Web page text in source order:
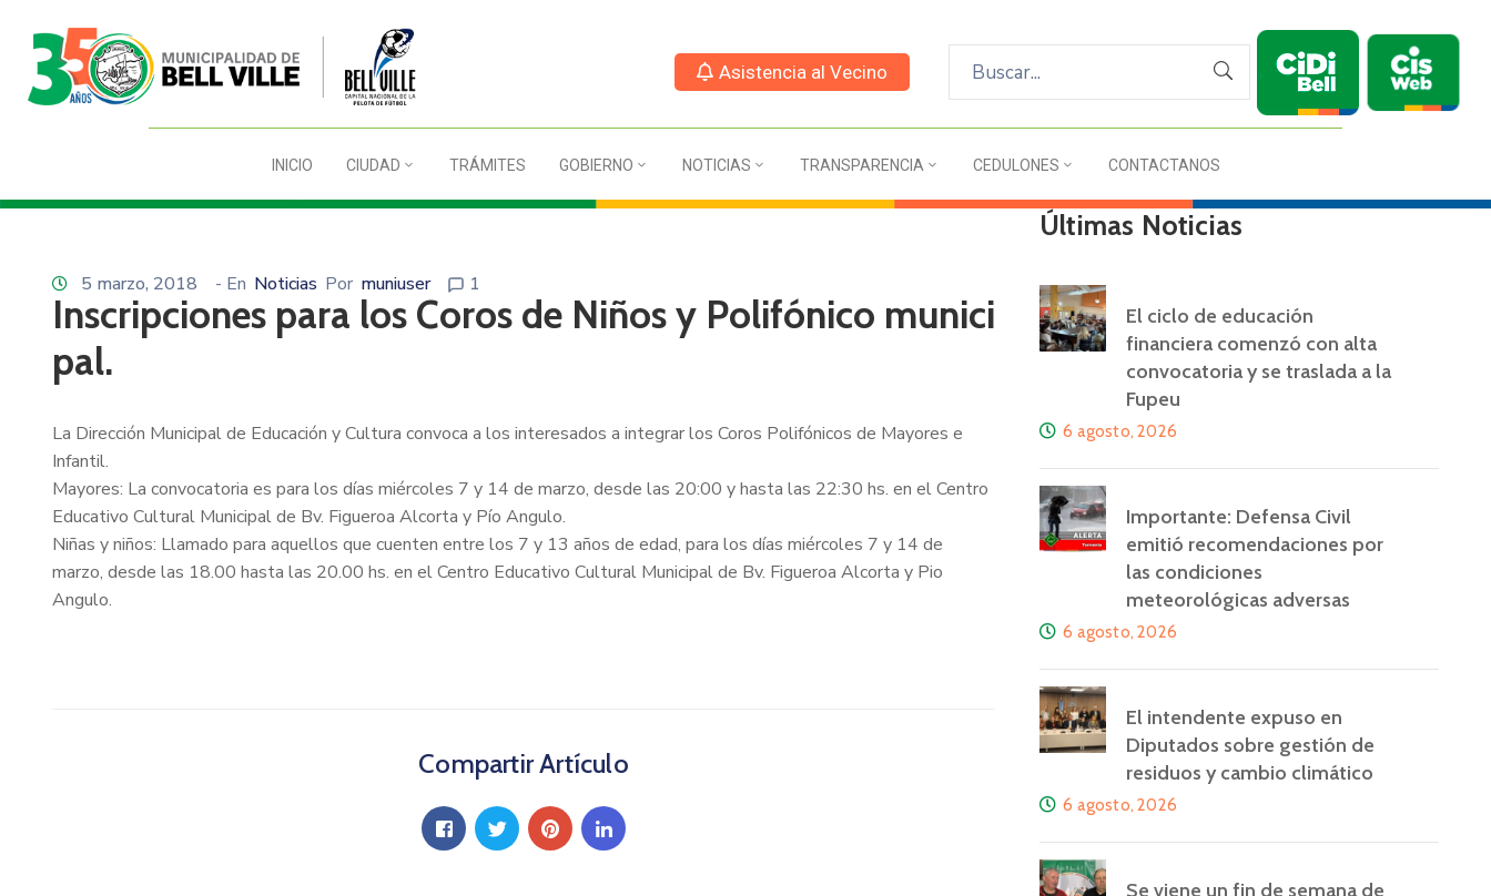
Asistencia al Vecino
INICIO CIUDAD TRÁMITES GOBIERNO NOTICIAS TRANSPARENCIA CEDULONES CONTACTANOS
5 marzo, 2018 - En Noticias Por muniuser 1
Inscripciones para los Coros de Niños y Polifónico munici
pal.
La Dirección Municipal de Educación y Cultura convoca a los interesados a integrar los Coros Polifónicos de Mayores e
Infantil.
Mayores: La convocatoria es para los días miércoles 7 y 14 de marzo, desde las 20:00 y hasta las 22:30 hs. en el Centro
Educativo Cultural Municipal de Bv. Figueroa Alcorta y Pío Angulo.
Niñas y niños: Llamado para aquellos que cuenten entre los 7 y 13 años de edad, para los días miércoles 7 y 14 de
marzo, desde las 18.00 hasta las 20.00 hs. en el Centro Educativo Cultural Municipal de Bv. Figueroa Alcorta y Pio
Angulo.
Compartir Artículo
Últimas Noticias
El ciclo de educación
financiera comenzó con alta
convocatoria y se traslada a la
Fupeu
6 agosto, 2026
Importante: Defensa Civil
emitió recomendaciones por
las condiciones
meteorológicas adversas
6 agosto, 2026
El intendente expuso en
Diputados sobre gestión de
residuos y cambio climático
6 agosto, 2026
Se viene un fin de semana de